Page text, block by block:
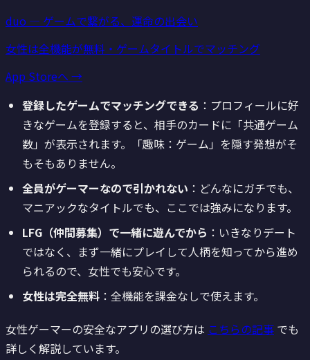
duo ― ゲームで繋がる、運命の出会い
女性は全機能が無料・ゲームタイトルでマッチング
App Storeへ →
登録したゲームでマッチングできる ：プロフィールに好
きなゲームを登録すると、相手のカードに「共通ゲーム
数」が表示されます。「趣味：ゲーム」を隠す発想がそ
もそもありません。
全員がゲーマーなので引かれない ：どんなにガチでも、
マニアックなタイトルでも、ここでは強みになります。
LFG（仲間募集）で一緒に遊んでから ：いきなりデート
ではなく、まず一緒にプレイして人柄を知ってから進め
られるので、女性でも安心です。
女性は完全無料 ：全機能を課金なしで使えます。
女性ゲーマーの安全なアプリの選び方は こちらの記事 でも
詳しく解説しています。